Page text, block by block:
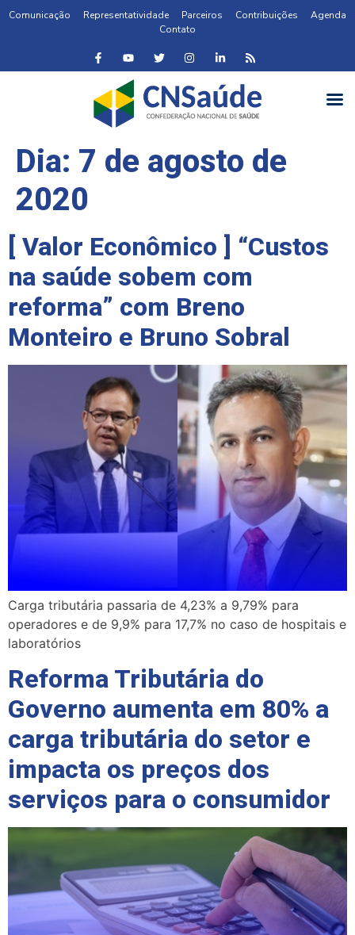
Comunicação Representatividade Parceiros Contribuições
Agenda
Contato
Dia: 7 de agosto de
2020
[ Valor Econômico ] “Custos
na saúde sobem com
reforma” com Breno
Monteiro e Bruno Sobral
Carga tributária passaria de 4,23% a 9,79% para
operadores e de 9,9% para 17,7% no caso de hospitais e
laboratórios
Reforma Tributária do
Governo aumenta em 80% a
carga tributária do setor e
impacta os preços dos
serviços para o consumidor